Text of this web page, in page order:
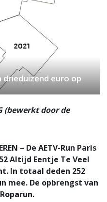
euro op
(bewerkt door de
– De AETV-Run Paris
Altijd Eentje Te Veel
In totaal deden 252
mee. De opbrengst van